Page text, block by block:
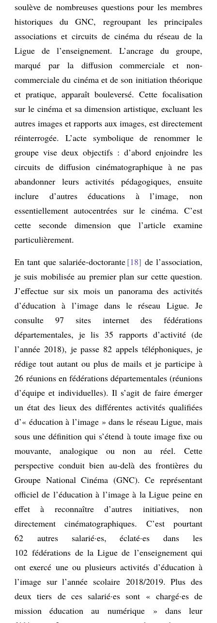
soulève de nombreuses questions pour les membres
historiques du GNC, regroupant les principales
associations et circuits de cinéma du réseau de la
Ligue de l’enseignement. L’ancrage du groupe,
marqué par la diffusion commerciale et non-
commerciale du cinéma et de son initiation théorique
et pratique, apparaît bouleversé. Cette focalisation
sur le cinéma et sa dimension artistique, excluant les
autres images et rapports aux images, est directement
réinterrogée. L’acte symbolique de renommer le
groupe vise deux objectifs : d’abord enjoindre les
circuits de diffusion cinématographique à ne pas
abandonner leurs activités pédagogiques, ensuite
inclure d’autres éducations à l’image, non
essentiellement autocentrées sur le cinéma. C’est
cette seconde dimension que l’article examine
particulièrement.
En tant que salariée-doctorante 18 de l’association,
je suis mobilisée au premier plan sur cette question.
J’effectue sur six mois un panorama des activités
d’éducation à l’image dans le réseau Ligue. Je
consulte 97 sites internet des fédérations
départementales, je lis 35 rapports d’activité (de
l’année 2018), je passe 82 appels téléphoniques, je
rédige tout autant ou plus de mails et je participe à
26 réunions en fédérations départementales (réunions
d’équipe et individuelles). Il s’agit de faire émerger
un état des lieux des différentes activités qualifiées
d’« éducation à l’image » dans le réseau Ligue, mais
sous une définition qui s’étend à toute image fixe ou
mouvante, analogique ou non au réel. Cette
perspective conduit bien au-delà des frontières du
Groupe National Cinéma (GNC). Ce représentant
officiel de l’éducation à l’image à la Ligue peine en
effet à reconnaître d’autres initiatives, non
directement cinématographiques. C’est pourtant
62 autres salarié·es, éclaté·es dans les
102 fédérations de la Ligue de l’enseignement qui
ont exercé une ou plusieurs activités d’éducation à
l’image sur l’année scolaire 2018/2019. Plus des
deux tiers de ces salarié·es sont « chargé·es de
mission éducation au numérique » dans leur